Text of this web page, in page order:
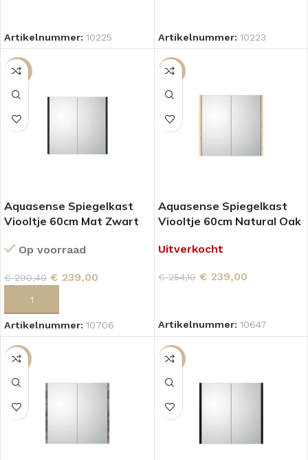
Artikelnummer: 10225 Artikelnummer: 10223
-18%
Aquasense Spiegelkast
Viooltje 60cm Mat Zwart
Op voorraad
€290,40 € 239,00
Artikelnummer: 10706
-6%
Aquasense Spiegelkast
Viooltje 60cm Natural Oak
Uitverkocht
€254,10 € 239,00
Artikelnummer: 10647
-6% -6%